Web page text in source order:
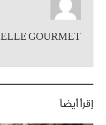
ELLE GOURMET
إقرأ أيضاً